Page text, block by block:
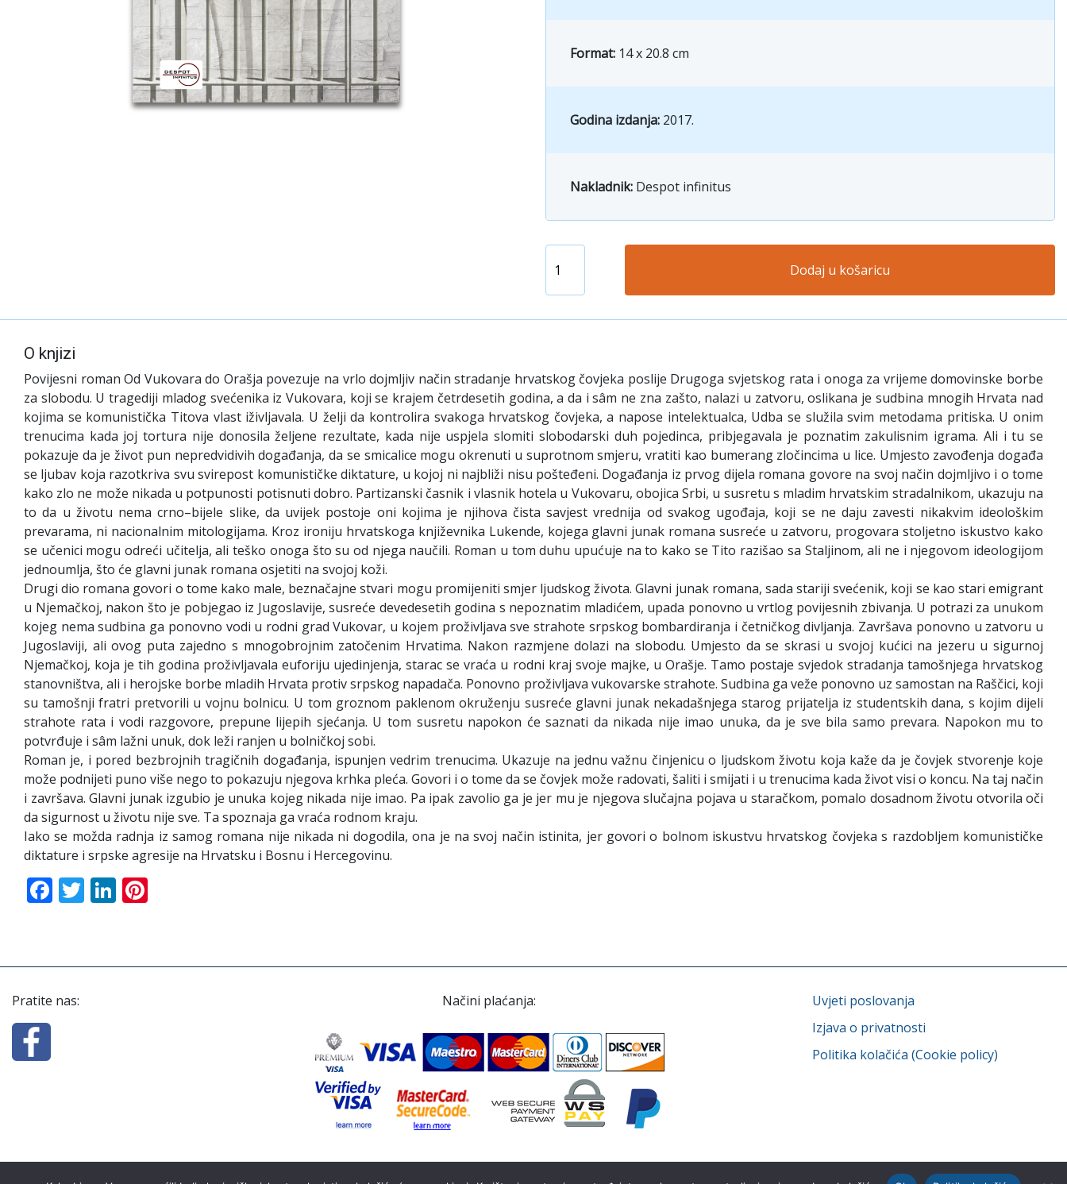
Format: 14 x 20.8 cm
Godina izdanja: 2017.
Nakladnik: Despot infinitus
Dodaj u košaricu
O knjizi
Povijesni roman Od Vukovara do Orašja povezuje na vrlo dojmljiv način stradanje hrvatskog čovjeka poslije Drugoga svjetskog rata i onoga za vrijeme domovinske borbe
za slobodu. U tragediji mladog svećenika iz Vukovara, koji se krajem četrdesetih godina, a da i sâm ne zna zašto, nalazi u zatvoru, oslikana je sudbina mnogih Hrvata nad
kojima se komunistička Titova vlast iživljavala. U želji da kontrolira svakoga hrvatskog čovjeka, a napose intelektualca, Udba se služila svim metodama pritiska. U onim
trenucima kada joj tortura nije donosila željene rezultate, kada nije uspjela slomiti slobodarski duh pojedinca, pribjegavala je poznatim zakulisnim igrama. Ali i tu se
pokazuje da je život pun nepredvidivih događanja, da se smicalice mogu okrenuti u suprotnom smjeru, vratiti kao bumerang zločincima u lice. Umjesto zavođenja događa
se ljubav koja razotkriva svu svirepost komunističke diktature, u kojoj ni najbliži nisu pošteđeni. Događanja iz prvog dijela romana govore na svoj način dojmljivo i o tome
kako zlo ne može nikada u potpunosti potisnuti dobro. Partizanski časnik i vlasnik hotela u Vukovaru, obojica Srbi, u susretu s mladim hrvatskim stradalnikom, ukazuju na
to da u životu nema crno–bijele slike, da uvijek postoje oni kojima je njihova čista savjest vrednija od svakog ugođaja, koji se ne daju zavesti nikakvim ideološkim
prevarama, ni nacionalnim mitologijama. Kroz ironiju hrvatskoga književnika Lukende, kojega glavni junak romana susreće u zatvoru, progovara stoljetno iskustvo kako
se učenici mogu odreći učitelja, ali teško onoga što su od njega naučili. Roman u tom duhu upućuje na to kako se Tito razišao sa Staljinom, ali ne i njegovom ideologijom
jednoumlja, što će glavni junak romana osjetiti na svojoj koži.
Drugi dio romana govori o tome kako male, beznačajne stvari mogu promijeniti smjer ljudskog života. Glavni junak romana, sada stariji svećenik, koji se kao stari emigrant
u Njemačkoj, nakon što je pobjegao iz Jugoslavije, susreće devedesetih godina s nepoznatim mladićem, upada ponovno u vrtlog povijesnih zbivanja. U potrazi za unukom
kojeg nema sudbina ga ponovno vodi u rodni grad Vukovar, u kojem proživljava sve strahote srpskog bombardiranja i četničkog divljanja. Završava ponovno u zatvoru u
Jugoslaviji, ali ovog puta zajedno s mnogobrojnim zatočenim Hrvatima. Nakon razmjene dolazi na slobodu. Umjesto da se skrasi u svojoj kućici na jezeru u sigurnoj
Njemačkoj, koja je tih godina proživljavala euforiju ujedinjenja, starac se vraća u rodni kraj svoje majke, u Orašje. Tamo postaje svjedok stradanja tamošnjega hrvatskog
stanovništva, ali i herojske borbe mladih Hrvata protiv srpskog napadača. Ponovno proživljava vukovarske strahote. Sudbina ga veže ponovno uz samostan na Raščici, koji
su tamošnji fratri pretvorili u vojnu bolnicu. U tom groznom paklenom okruženju susreće glavni junak nekadašnjega starog prijatelja iz studentskih dana, s kojim dijeli
strahote rata i vodi razgovore, prepune lijepih sjećanja. U tom susretu napokon će saznati da nikada nije imao unuka, da je sve bila samo prevara. Napokon mu to
potvrđuje i sâm lažni unuk, dok leži ranjen u bolničkoj sobi.
Roman je, i pored bezbrojnih tragičnih događanja, ispunjen vedrim trenucima. Ukazuje na jednu važnu činjenicu o ljudskom životu koja kaže da je čovjek stvorenje koje
može podnijeti puno više nego to pokazuju njegova krhka pleća. Govori i o tome da se čovjek može radovati, šaliti i smijati i u trenucima kada život visi o koncu. Na taj način
i završava. Glavni junak izgubio je unuka kojeg nikada nije imao. Pa ipak zavolio ga je jer mu je njegova slučajna pojava u staračkom, pomalo dosadnom životu otvorila oči
da sigurnost u životu nije sve. Ta spoznaja ga vraća rodnom kraju.
Iako se možda radnja iz samog romana nije nikada ni dogodila, ona je na svoj način istinita, jer govori o bolnom iskustvu hrvatskog čovjeka s razdobljem komunističke
diktature i srpske agresije na Hrvatsku i Bosnu i Hercegovinu.
Facebook
TwitterLinkedIn
Pratite nas: Načini plaćanja:
Uvjeti poslovanja
Izjava o privatnosti
Politika kolačića (Cookie policy)